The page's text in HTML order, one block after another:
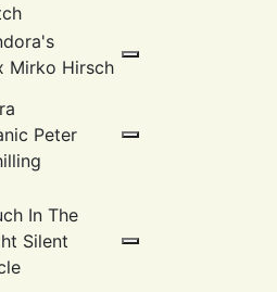
Mirko Hirsch
Peter
In The
Silent